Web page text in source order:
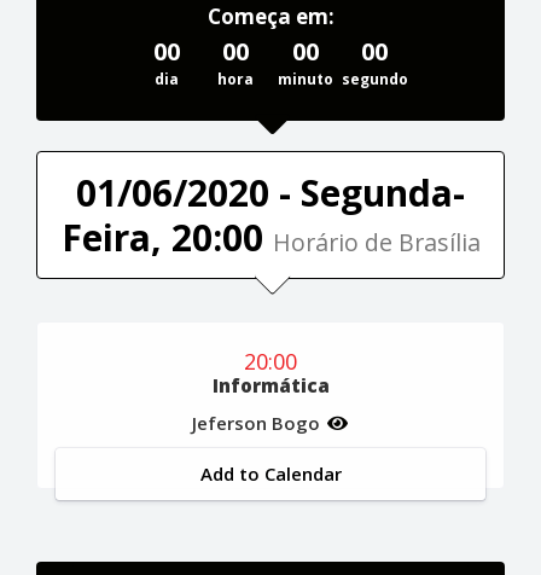
Começa em:
00
dia
00
hora
00
minuto
00
segundo
01/06/2020 - Segunda-
Feira, 20:00 Horário de Brasília
20:00
Informática
Jeferson Bogo
Add to Calendar